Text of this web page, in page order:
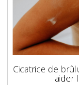
Cicatrice de
aider